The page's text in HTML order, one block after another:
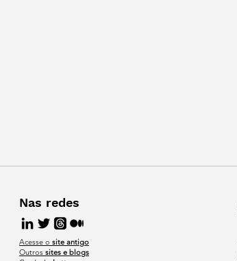
Nas redes
Acesse o site antigo
Outros sites e blogs